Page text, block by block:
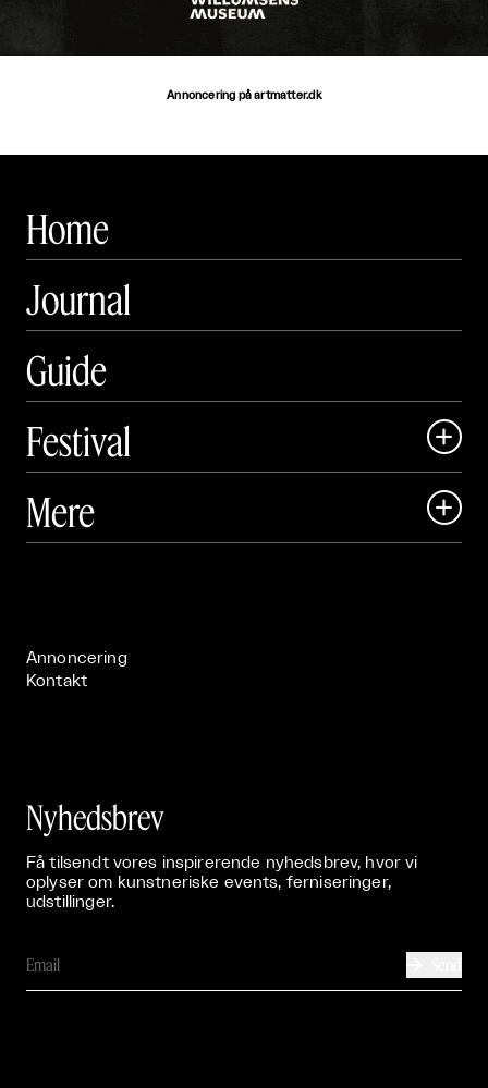
Annoncering på artmatter.dk
Home
Journal
Guide
Festival

 Art Matter Festival
Mere 
Annoncering
Kontakt
Nyhedsbrev
Få tilsendt vores inspirerende nyhedsbrev, hvor vi
oplyser om kunstneriske events, ferniseringer,
udstillinger.